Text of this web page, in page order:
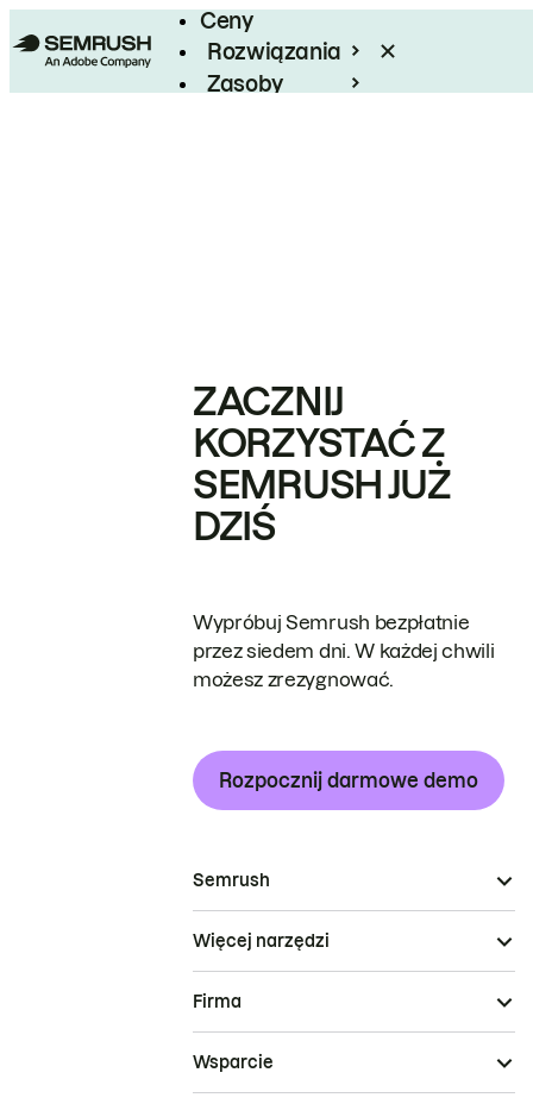
Ceny
Rozwiązania
Zasoby
ZACZNIJ
KORZYSTAĆ Z
SEMRUSH JUŻ
DZIŚ
Wypróbuj Semrush bezpłatnie
przez siedem dni. W każdej chwili
możesz zrezygnować.
Rozpocznij darmowe demo
Semrush
Więcej narzędzi
Firma
Wsparcie